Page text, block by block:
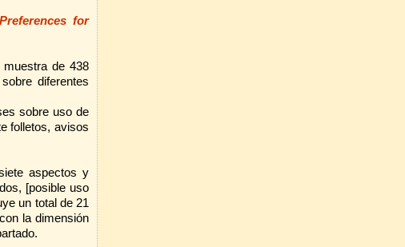
for
de 438
diferentes
sobre uso de
folletos, avisos
aspectos y
[posible uso
un total de 21
la dimensión